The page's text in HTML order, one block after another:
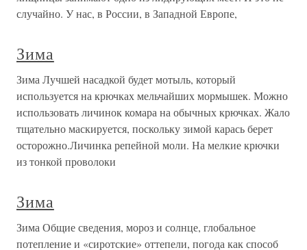
случайно. У нас, в России, в Западной Европе,
Зима
Зима Лучшей насадкой будет мотыль, который
используется на крючках мельчайших мормышек. Можно
использовать личинок комара на обычных крючках. Жало
тщательно маскируется, поскольку зимой карась берет
осторожно.Личинка репейной моли. На мелкие крючки
из тонкой проволоки
Зима
Зима Общие сведения, мороз и солнце, глобальное
потепление и «сиротские» оттепели, погода как способ